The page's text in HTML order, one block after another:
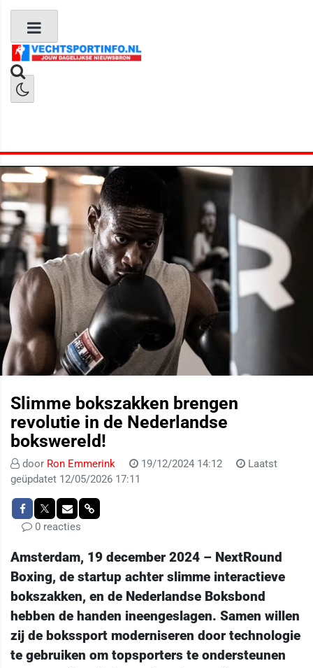
Slimme bokszakken brengen
revolutie in de Nederlandse
bokswereld!
door Ron Emmerink 19/12/2024 14:12
Laatst
geüpdatet 12/05/2026 17:11
0 reacties
Amsterdam, 19 december 2024 – NextRound
Boxing, de startup achter slimme interactieve
bokszakken, en de Nederlandse Boksbond
hebben de handen ineengeslagen. Samen willen
zij de bokssport moderniseren door technologie
te gebruiken om topsporters te ondersteunen